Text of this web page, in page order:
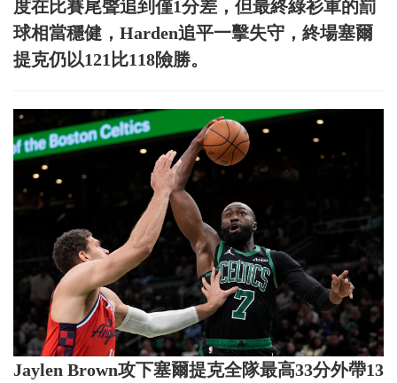
度在比賽尾聲追到僅1分差，但最終綠衫軍的罰
球相當穩健，Harden追平一擊失守，終場塞爾
提克仍以121比118險勝。
Jaylen Brown攻下塞爾提克全隊最高33分外帶13